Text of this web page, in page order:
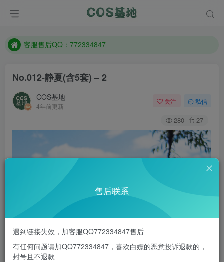
遇到任何问题加客服QQ：772334847
客服售后QQ：772334847
防失联：百度搜索《一七天佳》，实时查看最新站点。
No.012-静夏(含5套) – 2
COS基地
4年前更新
关注 私信
280 27
售后联系
遇到链接失效，加客服QQ772334847售后
有任何问题请加QQ772334847，喜欢白嫖的恶意投诉退款的，
封号且不退款